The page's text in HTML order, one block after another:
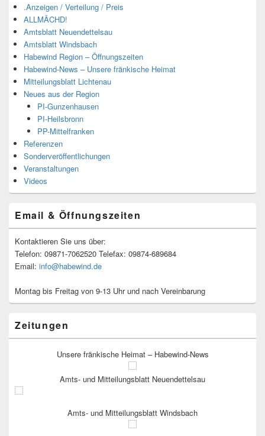
.Anzeigen / Verteilung / Preis
ALLMÄCHD!
Amtsblatt Neuendettelsau
Amtsblatt Windsbach
Habewind Region – Öffnungszeiten
Habewind-News – Unsere fränkische Heimat
Mitteilungsblatt Lichtenau
Neues aus der Region
PI-Gunzenhausen
PI-Heilsbronn
PP-Mittelfranken
Referenzen
Sonderveröffentlichungen
Veranstaltungen
Videos
Email & Öffnungszeiten
Kontaktieren Sie uns über:
Telefon: 09871-7062520 Telefax: 09874-689684
Email: info@habewind.de
Montag bis Freitag von 9-13 Uhr und nach Vereinbarung
Zeitungen
Unsere fränkische Heimat – Habewind-News
Amts- und Mitteilungsblatt Neuendettelsau
Amts- und Mitteilungsblatt Windsbach